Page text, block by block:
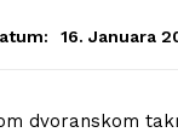
16. Januara
dvoranskom